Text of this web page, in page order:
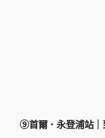
⑨首爾．永登浦站｜